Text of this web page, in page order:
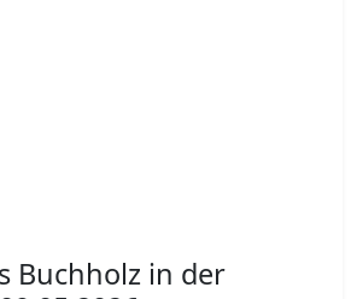
Buchholz in der